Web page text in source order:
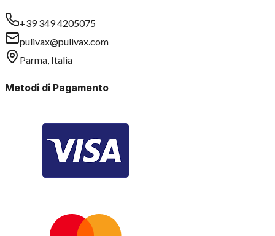
+39 349 4205075
pulivax@pulivax.com
Parma, Italia
Metodi di Pagamento